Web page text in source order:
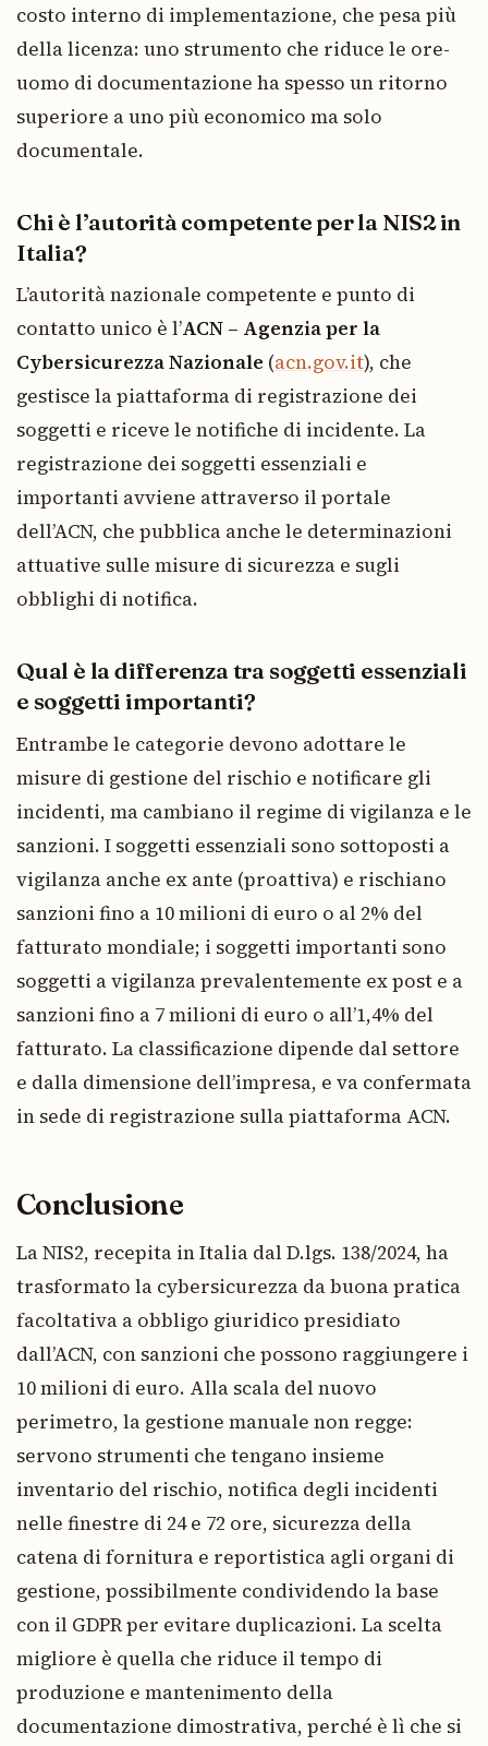
costo interno di implementazione, che pesa più
della licenza: uno strumento che riduce le ore-
uomo di documentazione ha spesso un ritorno
superiore a uno più economico ma solo
documentale.
Chi è l’autorità competente per la NIS2 in
Italia?
L’autorità nazionale competente e punto di
contatto unico è l’ACN – Agenzia per la
Cybersicurezza Nazionale (acn.gov.it), che
gestisce la piattaforma di registrazione dei
soggetti e riceve le notifiche di incidente. La
registrazione dei soggetti essenziali e
importanti avviene attraverso il portale
dell’ACN, che pubblica anche le determinazioni
attuative sulle misure di sicurezza e sugli
obblighi di notifica.
Qual è la differenza tra soggetti essenziali
e soggetti importanti?
Entrambe le categorie devono adottare le
misure di gestione del rischio e notificare gli
incidenti, ma cambiano il regime di vigilanza e le
sanzioni. I soggetti essenziali sono sottoposti a
vigilanza anche ex ante (proattiva) e rischiano
sanzioni fino a 10 milioni di euro o al 2% del
fatturato mondiale; i soggetti importanti sono
soggetti a vigilanza prevalentemente ex post e a
sanzioni fino a 7 milioni di euro o all’1,4% del
fatturato. La classificazione dipende dal settore
e dalla dimensione dell’impresa, e va confermata
in sede di registrazione sulla piattaforma ACN.
Conclusione
La NIS2, recepita in Italia dal D.lgs. 138/2024, ha
trasformato la cybersicurezza da buona pratica
facoltativa a obbligo giuridico presidiato
dall’ACN, con sanzioni che possono raggiungere i
10 milioni di euro. Alla scala del nuovo
perimetro, la gestione manuale non regge:
servono strumenti che tengano insieme
inventario del rischio, notifica degli incidenti
nelle finestre di 24 e 72 ore, sicurezza della
catena di fornitura e reportistica agli organi di
gestione, possibilmente condividendo la base
con il GDPR per evitare duplicazioni. La scelta
migliore è quella che riduce il tempo di
produzione e mantenimento della
documentazione dimostrativa, perché è lì che si